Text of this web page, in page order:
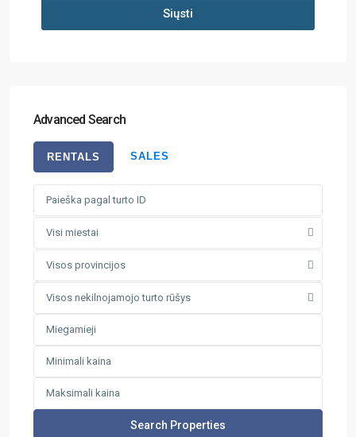
Siųsti
Advanced Search
RENTALS SALES
Visi miestai
Visos provincijos
Visos nekilnojamojo turto rūšys